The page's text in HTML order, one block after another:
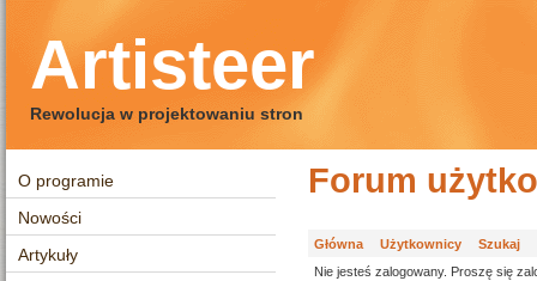
Artisteer
Rewolucja w projektowaniu stron
O programie
Nowości
Artykuły
Forum
Główna Użytkownicy
Szukaj
Nie jesteś zalogowany. Proszę się